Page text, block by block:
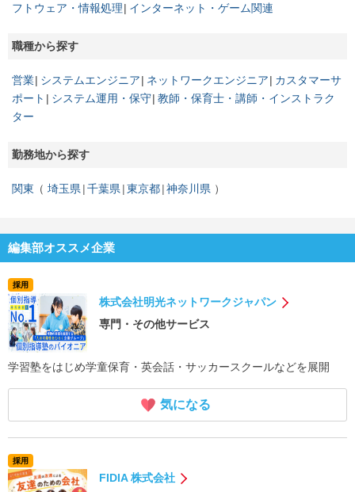
フトウェア・情報処理
インターネット・ゲーム関連
職種から探す
営業 システムエンジニア ネットワークエンジニア
カスタマーサ
ポート
システム運用・保守 教師・保育士・講師・インストラク
ター
勤務地から探す
関東 埼玉県 千葉県 東京都 神奈川県
編集部オススメ企業
採用
株式会社明光ネットワークジャパン
専門・その他サービス
学習塾をはじめ学童保育・英会話・サッカースクールなどを展開
気になる
採用
FIDIA 株式会社